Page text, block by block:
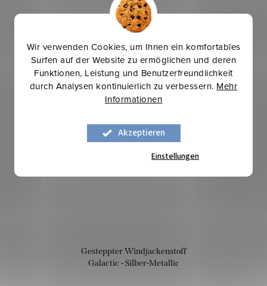
Wir verwenden Cookies, um Ihnen ein komfortables
Surfen auf der Website zu ermöglichen und deren
Funktionen, Leistung und Benutzerfreundlichkeit
durch Analysen kontinuierlich zu verbessern. Mehr
Informationen
Akzeptieren
Einstellungen
Winterinspirationen
Gesteppter Windjackenstoff
Galactic - Silber-Metallic